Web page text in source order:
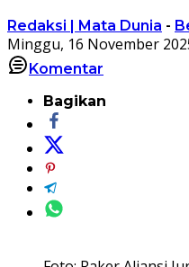
Redaksi | Mata Dunia -
Minggu, 16 November
Komentar
Bagikan